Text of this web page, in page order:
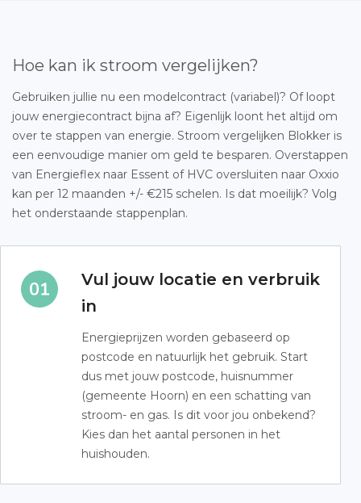
Hoe kan ik stroom vergelijken?
Gebruiken jullie nu een modelcontract (variabel)? Of loopt
jouw energiecontract bijna af? Eigenlijk loont het altijd om
over te stappen van energie. Stroom vergelijken Blokker is
een eenvoudige manier om geld te besparen. Overstappen
van Energieflex naar Essent of HVC oversluiten naar Oxxio
kan per 12 maanden +/- €215 schelen. Is dat moeilijk? Volg
het onderstaande stappenplan.
Vul jouw locatie en verbruik
in
Energieprijzen worden gebaseerd op
postcode en natuurlijk het gebruik. Start
dus met jouw postcode, huisnummer
(gemeente Hoorn) en een schatting van
stroom- en gas. Is dit voor jou onbekend?
Kies dan het aantal personen in het
huishouden.